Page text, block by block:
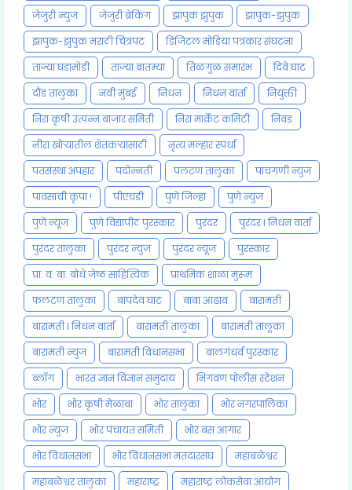
जेजुरी न्युज
जेजुरी ब्रेकिंग झापुक झुपुक
झापुक-झुपुक
झापुक-झुपुक मराठी चित्रपट
डिजिटल मोडिया पत्रकार संघटना
ताज्या घडामोडी
ताज्या बातम्या तिळगुळ समारंभ
दिवे घाट
दौंड तालुका
नवी मुंबई निधन निधन वार्ता
नियुक्ती
निरा कृषी उत्पन्न बाजार समिती
निरा मार्केट कमिटी
निवड
नीरा खोऱ्यातील शेतकऱ्यांसाठी
नृत्य मल्हार स्पर्धा
पतसंस्था अपहार
पदोन्नती पलटण तालुका
पाचगणी न्युज
पावसाची कृपा !
पीएचडी पुणे जिल्हा
पुणे न्युज
पुणे न्यूज
पुणे विद्यापीठ पुरस्कार पुरंदर
पुरंदर l निधन वार्ता
पुरंदर तालुका
पुरंदर न्युज पुरंदर न्यूज
पुरस्कार
प्रा. व. बा. बोधे जेष्ठ साहित्यिक
प्राथमिक शाळा मुरूम
फलटण तालुका
बापदेव घाट बाबा आढाव
बारामती
बारामती l निधन वार्ता
बारामती तालुका
बारामती तालूका
बारामती न्युज
बारामती विधानसभा
बालगंधर्व पुरस्कार
ब्लॉग
भारत ज्ञान विज्ञान समुदाय
भिगवण पोलीस स्टेशन
भोर
भोर कृषी मेळावा भोर तालुका
भोर नगरपालिका
भोर न्युज
भोर पंचायत समिती
भोर बस आगार
भोर विधानसभा
भोर विधानसभा मतदारसंघ
महाबळेश्वर
महाबळेश्वर तालुका
महाराष्ट्र
महाराष्ट्र लोकसेवा आयोग